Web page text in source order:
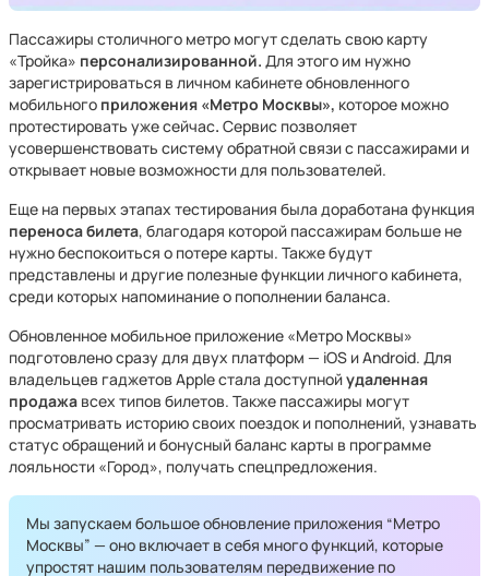
Пассажиры столичного метро могут сделать свою карту
«Тройка» персонализированной. Для этого им нужно
зарегистрироваться в личном кабинете обновленного
мобильного приложения «Метро Москвы», которое можно
протестировать уже сейчас. Сервис позволяет
усовершенствовать систему обратной связи с пассажирами и
открывает новые возможности для пользователей.
Еще на первых этапах тестирования была доработана функция
переноса билета, благодаря которой пассажирам больше не
нужно беспокоиться о потере карты. Также будут
представлены и другие полезные функции личного кабинета,
среди которых напоминание о пополнении баланса.
Обновленное мобильное приложение «Метро Москвы»
подготовлено сразу для двух платформ — iOS и Android. Для
владельцев гаджетов Apple стала доступнойудаленная
продажа всех типов билетов. Также пассажиры могут
просматривать историю своих поездок и пополнений, узнавать
статус обращений и бонусный баланс карты в программе
лояльности «Город», получать спецпредложения.
Мы запускаем большое обновление приложения “Метро
Москвы” — оно включает в себя много функций, которые
упростят нашим пользователям передвижение по